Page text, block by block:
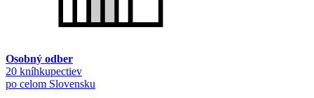
Osobný odber
20 kníhkupectiev
po celom Slovensku